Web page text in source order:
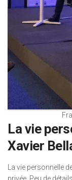
La vie
Xavier
La vie personnelle
privée. Peu de